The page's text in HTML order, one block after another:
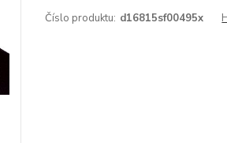
Číslo produktu: d16815sf00495x